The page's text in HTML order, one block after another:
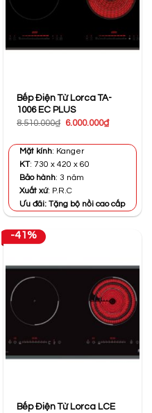
Bếp Điện Từ Lorca TA-
1006 EC PLUS
8.510.000₫ Giá
8.510.000₫.
6.000.000₫Giá
Mặt kính: Kanger
KT: 730 x 420 x 60
Bảo hành: 3 năm
Xuất xứ: P.R.C
Ưu đãi: Tặng bộ nồi cao cấp
-41%
Bếp Điện Từ Lorca LCE